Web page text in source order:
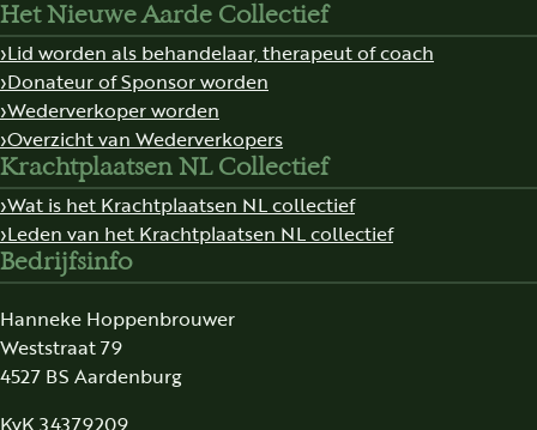
Het Nieuwe Aarde Collectief
Lid worden als behandelaar, therapeut of coach
Donateur of Sponsor worden
Wederverkoper worden
Overzicht van Wederverkopers
Krachtplaatsen NL Collectief
Wat is het Krachtplaatsen NL collectief
Leden van het Krachtplaatsen NL collectief
Bedrijfsinfo
Hanneke Hoppenbrouwer
Weststraat 79
4527 BS Aardenburg
KvK 34379209